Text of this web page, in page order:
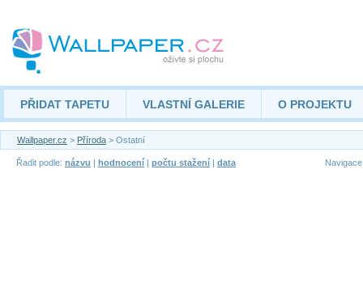
PŘIDAT TAPETU VLASTNÍ GALERIE O PROJEKTU
Wallpaper.cz > Příroda > Ostatní
Řadit podle: názvu | hodnocení | počtu stažení | data